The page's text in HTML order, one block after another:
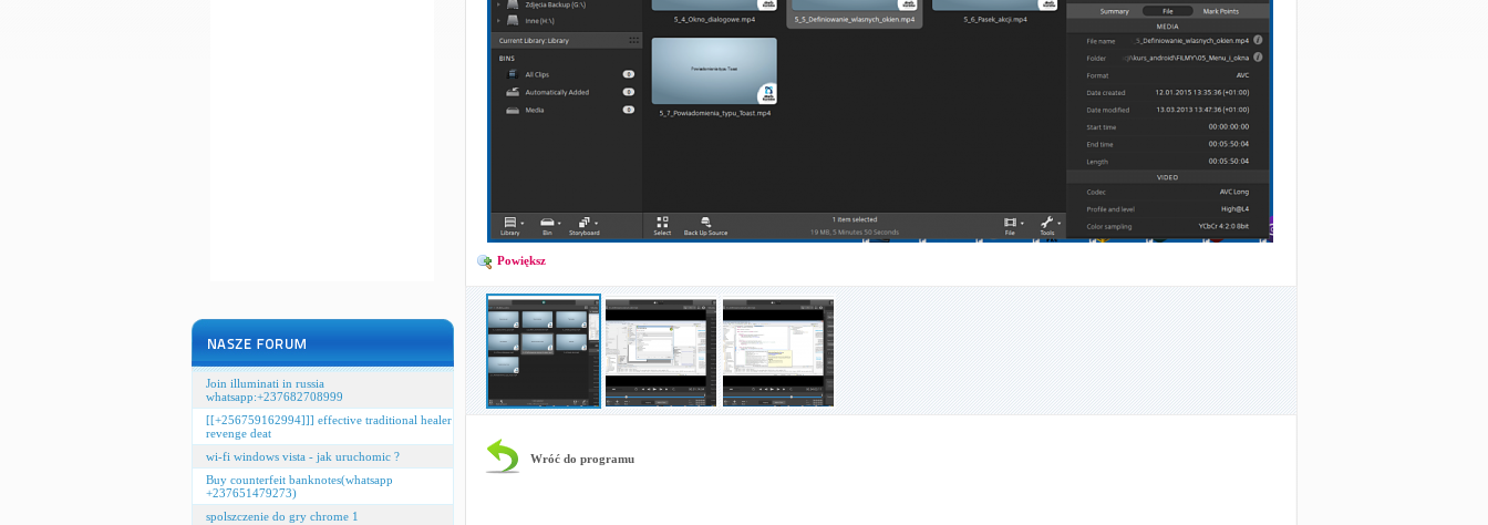
Join illuminati in russia
whatsapp:+237682708999
[[+256759162994]]] effective traditional healer
revenge deat
wi-fi windows vista - jak uruchomic ?
Buy counterfeit banknotes(whatsapp
+237651479273)
spolszczenie do gry chrome 1
Powiększ
Wróć do programu